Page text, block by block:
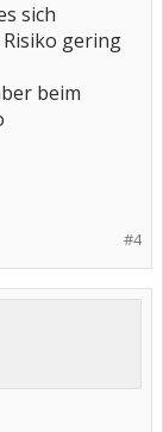
sich
gering
beim
#4